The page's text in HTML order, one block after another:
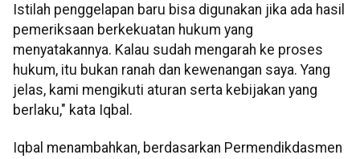
Istilah penggelapan baru bisa digunakan jika ada hasil
pemeriksaan berkekuatan hukum yang
menyatakannya. Kalau sudah mengarah ke proses
hukum, itu bukan ranah dan kewenangan saya. Yang
jelas, kami mengikuti aturan serta kebijakan yang
berlaku," kata Iqbal.
Iqbal menambahkan, berdasarkan Permendikdasmen